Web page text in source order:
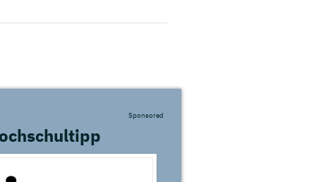
Sponsored